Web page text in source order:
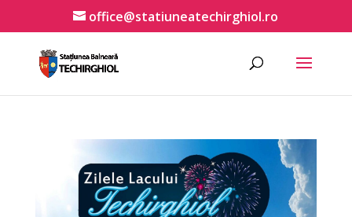
office@statiuneatechirghiol.ro